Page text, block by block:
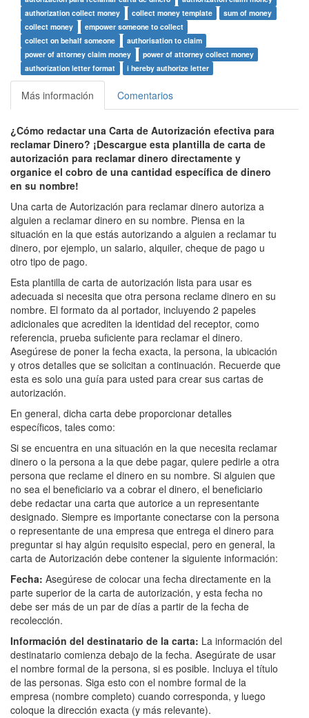
authorization collect money
collect money template
sum of money
collect money
empower someone to collect
collect on behalf someone
authorisation to claim
power of attorney claim money
power of attorney collect money
authorization letter format
i hereby authorize letter
Más información Comentarios
¿Cómo redactar una Carta de Autorización efectiva para
reclamar Dinero? ¡Descargue esta plantilla de carta de
autorización para reclamar dinero directamente y
organice el cobro de una cantidad específica de dinero
en su nombre!
Una carta de Autorización para reclamar dinero autoriza a
alguien a reclamar dinero en su nombre. Piensa en la
situación en la que estás autorizando a alguien a reclamar tu
dinero, por ejemplo, un salario, alquiler, cheque de pago u
otro tipo de pago.
Esta plantilla de carta de autorización lista para usar es
adecuada si necesita que otra persona reclame dinero en su
nombre. El formato da al portador, incluyendo 2 papeles
adicionales que acrediten la identidad del receptor, como
referencia, prueba suficiente para reclamar el dinero.
Asegúrese de poner la fecha exacta, la persona, la ubicación
y otros detalles que se solicitan a continuación. Recuerde que
esta es solo una guía para usted para crear sus cartas de
autorización.
En general, dicha carta debe proporcionar detalles
específicos, tales como:
Si se encuentra en una situación en la que necesita reclamar
dinero o la persona a la que debe pagar, quiere pedirle a otra
persona que reclame el dinero en su nombre. Si alguien que
no sea el beneficiario va a cobrar el dinero, el beneficiario
debe redactar una carta que autorice a un representante
designado. Siempre es importante conectarse con la persona
o representante de una empresa que entrega el dinero para
preguntar si hay algún requisito especial, pero en general, la
carta de Autorización debe contener la siguiente información:
Fecha: Asegúrese de colocar una fecha directamente en la
parte superior de la carta de autorización, y esta fecha no
debe ser más de un par de días a partir de la fecha de
recolección.
Información del destinatario de la carta: La información del
destinatario comienza debajo de la fecha. Asegúrate de usar
el nombre formal de la persona, si es posible. Incluya el título
de las personas. Siga esto con el nombre formal de la
empresa (nombre completo) cuando corresponda, y luego
coloque la dirección exacta (y más relevante).